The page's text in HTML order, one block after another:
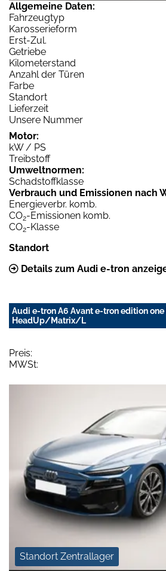
Allgemeine Daten:
Fahrzeugtyp
Karosserieform
Erst-Zul.
Getriebe
Kilometerstand
Anzahl der Türen
Farbe
Standort
Lieferzeit
Unsere Nummer
Motor:
kW / PS
Treibstoff
Umweltnormen:
Schadstoffklasse
Verbrauch und Emissionen nach
Energieverbr. komb.
CO2-Emissionen komb.
CO2-Klasse
Standort
Details zum Audi e-tron
Audi e-tron A6 Avant e-tron edition
HeadUp/Matrix/L
Preis:
MWSt:
Standort Zentrallager